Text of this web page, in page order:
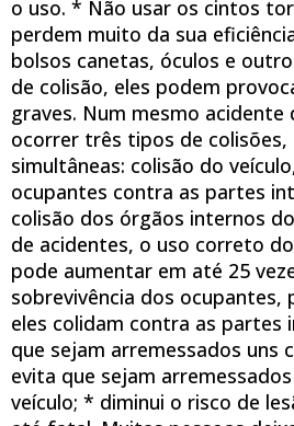
o uso. * Não usar os cintos
perdem muito da sua
bolsos canetas, óculos e
de colisão, eles podem
graves. Num mesmo
ocorrer três tipos de
simultâneas: colisão do
ocupantes contra as partes
colisão dos órgãos internos
de acidentes, o uso correto
pode aumentar em até 25
sobrevivência dos ocupantes,
eles colidam contra as partes
que sejam arremessados uns
evita que sejam
veículo; * diminui o risco de